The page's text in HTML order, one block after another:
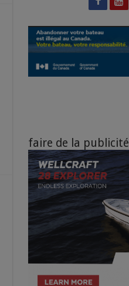
faire de la publicité